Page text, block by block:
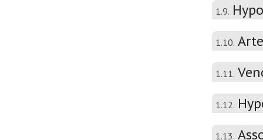
1.9.
1.10.
1.11.
1.12.
1.13.